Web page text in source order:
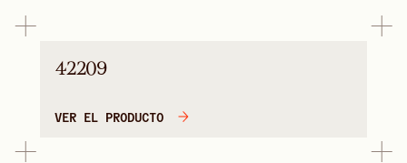
42209
VER EL PRODUCTO